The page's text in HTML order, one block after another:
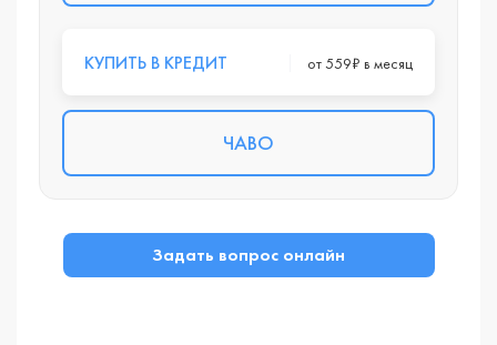
КУПИТЬ В КРЕДИТ от 559₽ в месяц
ЧАВО
Задать вопрос онлайн